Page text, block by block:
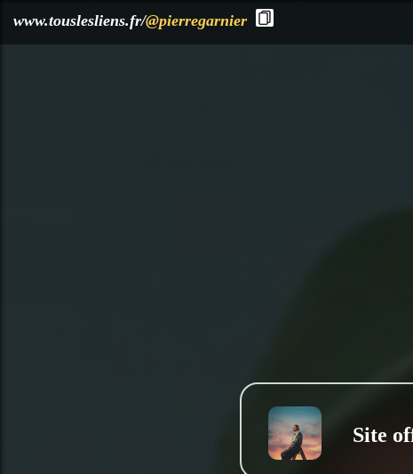
www.touslesliens.fr/@pierregarnier
Site